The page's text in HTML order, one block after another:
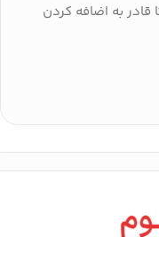
به اضافه کردن